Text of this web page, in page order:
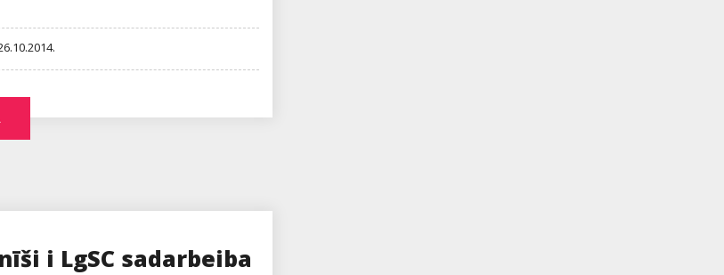
i LgSC sadarbeiba